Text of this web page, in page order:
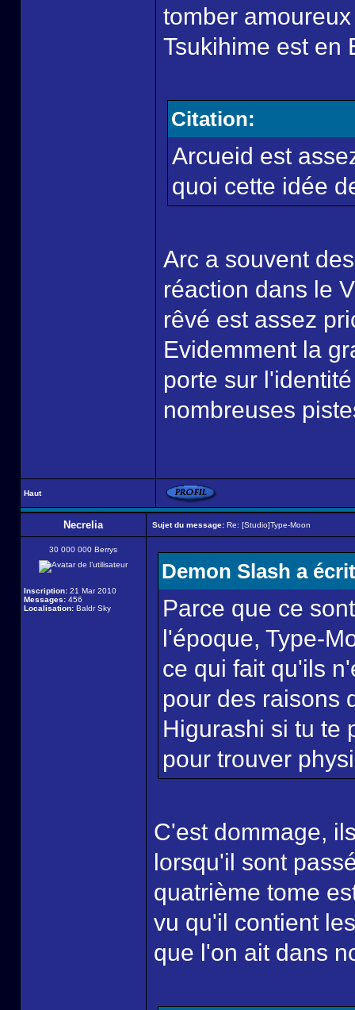
tomber
Tsukihime est en
Citation:
Arcueid est
quoi cette idée
Arc a souvent
réaction dans le
rêvé est assez
Evidemment la
porte sur
nombreuses
Haut
Necrelia Sujet du message: Re: [Studio]Type-Moon
30 000 000 Berrys
Inscription: 21 Mar 2010
Messages: 456
Localisation: Baldr Sky
Demon Slash a
Parce que ce
l'époque, Type-
ce qui fait qu'ils
pour des raisons
Higurashi si tu te
pour trouver
C'est dommage,
lorsqu'il sont
quatrième tome
vu qu'il contient
que l'on ait dans